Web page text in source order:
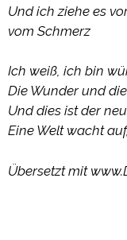
Und ich ziehe es
vom Schmerz
Ich weiß, ich bin
Die Wunder und
Und dies ist der
Eine Welt wacht
Übersetzt mit